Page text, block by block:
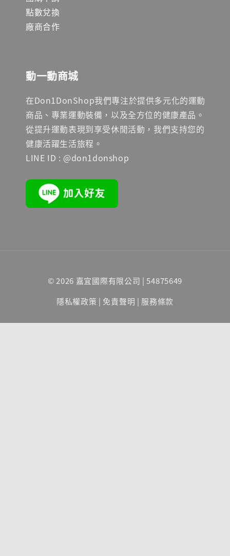
點數兌換
廠商合作
動一動商城
在Don1DonShop我們專注於提供多元化的運動
商品、專業運動裝備，以及全方位的健康產品。
從提升運動表現到享受休閒活動，我們支持您的
健康活躍生活旅程。
LINE ID : @don1donshop
© 2026 嘉宜國際有限公司 | 54875649
隱私權政策 | 免責聲明 | 服務條款